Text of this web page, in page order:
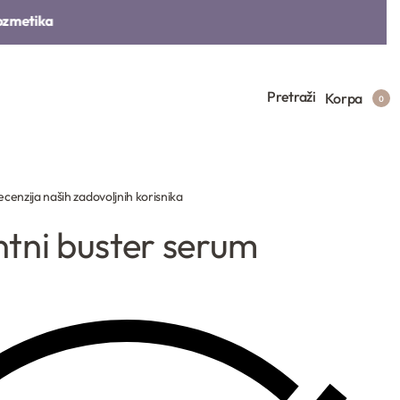
Pretraži Korpa 0
buster serum